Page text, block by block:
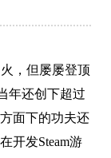
，但屡屡登顶
年还创下超过
面下的功夫还
开发Steam游